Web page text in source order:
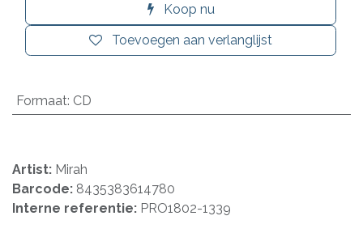
Koop nu
Toevoegen aan verlanglijst
Formaat: CD
Artist: Mirah
Barcode: 8435383614780
Interne referentie: PRO1802-1339